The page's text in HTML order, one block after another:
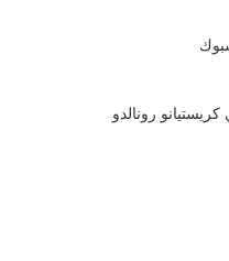
رونالدو